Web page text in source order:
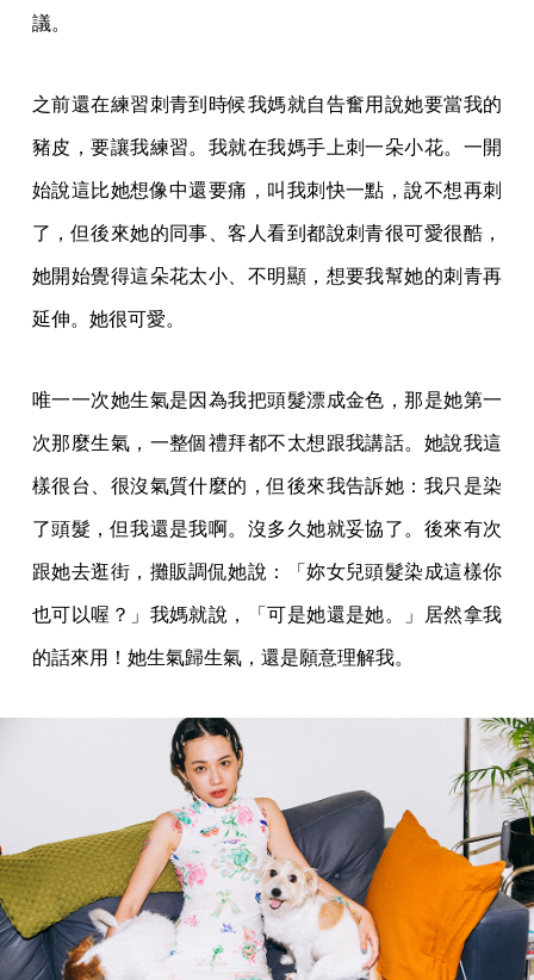
議。
之前還在練習刺青到時候我媽就自告奮用說她要當我的
豬皮，要讓我練習。我就在我媽手上刺一朵小花。一開
始說這比她想像中還要痛，叫我刺快一點，說不想再刺
了，但後來她的同事、客人看到都說刺青很可愛很酷，
她開始覺得這朵花太小、不明顯，想要我幫她的刺青再
延伸。她很可愛。
唯一一次她生氣是因為我把頭髮漂成金色，那是她第一
次那麼生氣，一整個禮拜都不太想跟我講話。她說我這
樣很台、很沒氣質什麼的，但後來我告訴她：我只是染
了頭髮，但我還是我啊。沒多久她就妥協了。後來有次
跟她去逛街，攤販調侃她說：「妳女兒頭髮染成這樣你
也可以喔？」我媽就說，「可是她還是她。」居然拿我
的話來用！她生氣歸生氣，還是願意理解我。